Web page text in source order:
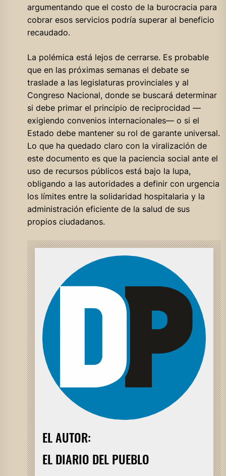
argumentando que el costo de la burocracia para
cobrar esos servicios podría superar al beneficio
recaudado.
La polémica está lejos de cerrarse. Es probable
que en las próximas semanas el debate se
traslade a las legislaturas provinciales y al
Congreso Nacional, donde se buscará determinar
si debe primar el principio de reciprocidad —
exigiendo convenios internacionales— o si el
Estado debe mantener su rol de garante universal.
Lo que ha quedado claro con la viralización de
este documento es que la paciencia social ante el
uso de recursos públicos está bajo la lupa,
obligando a las autoridades a definir con urgencia
los límites entre la solidaridad hospitalaria y la
administración eficiente de la salud de sus
propios ciudadanos.
EL AUTOR:
EL DIARIO DEL PUEBLO